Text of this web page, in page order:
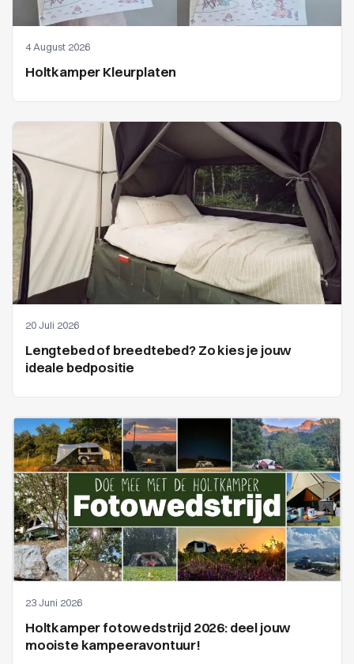
4 August 2026
Holtkamper Kleurplaten
20 Juli 2026
Lengtebed of breedtebed? Zo kies je jouw
ideale bedpositie
23 Juni 2026
Holtkamper fotowedstrijd 2026: deel jouw
mooiste kampeeravontuur!